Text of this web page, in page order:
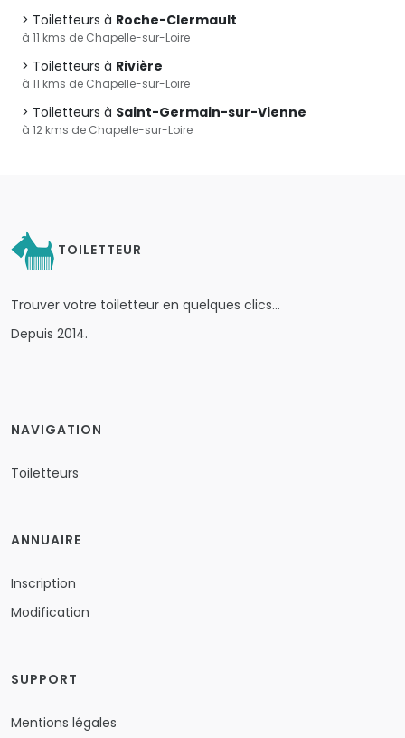
Toiletteurs à Roche-Clermault
à 11 kms de Chapelle-sur-Loire
Toiletteurs à Rivière
à 11 kms de Chapelle-sur-Loire
Toiletteurs à Saint-Germain-sur-Vienne
à 12 kms de Chapelle-sur-Loire
TOILETTEUR
Trouver votre toiletteur en quelques clics…
Depuis 2014.
NAVIGATION
Toiletteurs
ANNUAIRE
Inscription
Modification
SUPPORT
Mentions légales